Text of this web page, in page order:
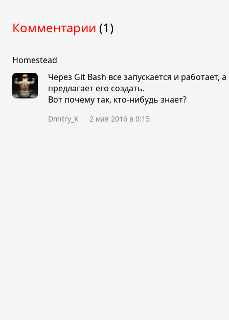
Комментарии (1)
Homestead
Через Git Bash все запускается и
предлагает его создать.
Вот почему так, кто-нибудь знает?
Dmitry_K 2 мая 2016 в 0:15